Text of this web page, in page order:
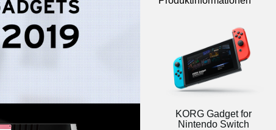
KORG Gadget for
Nintendo Switch